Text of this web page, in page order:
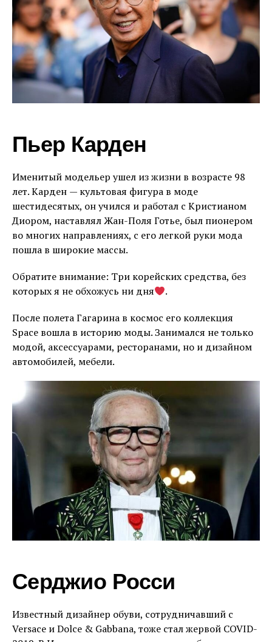
Пьер Карден
Именитый модельер ушел из жизни в возрасте 98
лет. Карден — культовая фигура в моде
шестидесятых, он учился и работал с Кристианом
Диором, наставлял Жан-Поля Готье, был пионером
во многих направлениях, с его легкой руки мода
пошла в широкие массы.
Обратите внимание: Три корейских средства, без
которых я не обхожусь ни дня
.
После полета Гагарина в космос его коллекция
Space вошла в историю моды. Занимался не только
модой, аксессуарами, ресторанами, но и дизайном
автомобилей, мебели.
Серджио Росси
Известный дизайнер обуви, сотрудничавший с
Versace и Dolce & Gabbana, тоже стал жервой COVID-